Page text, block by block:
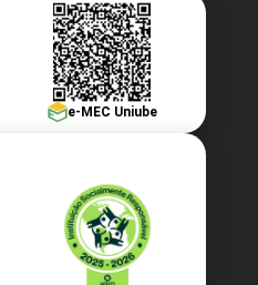
AVALIAÇÃO
e-MEC Uniube